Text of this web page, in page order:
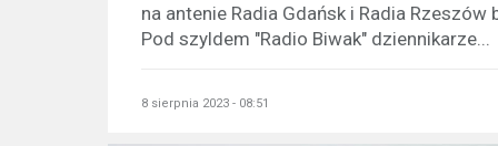
na antenie Radia Gdańsk i Radia
Pod szyldem "Radio Biwak" dziennikarze...
8 sierpnia 2023 - 08:51